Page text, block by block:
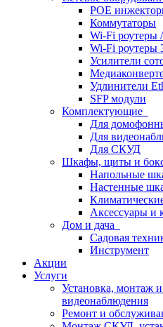
POE
Коммутаторы
Wi-Fi роутеры
Wi-Fi роутеры
Усилители
Удлинители
SFP модули
Комплектующие
Для
Для
Для СКУД
Шкафы, щиты и
Напольные
Настенные
Аксессуары
Дом и дача
Садовая
Инструмент
Акции
Услуги
Установка, монтаж
видеонаблюдения
Ремонт и